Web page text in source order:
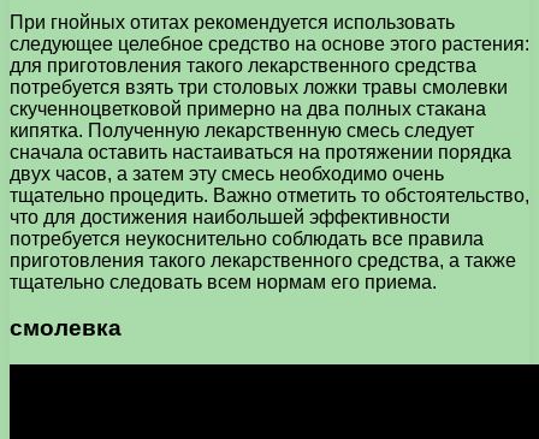
При гнойных отитах рекомендуется использовать
следующее целебное средство на основе этого растения:
для приготовления такого лекарственного средства
потребуется взять три столовых ложки травы смолевки
скученноцветковой примерно на два полных стакана
кипятка. Полученную лекарственную смесь следует
сначала оставить настаиваться на протяжении порядка
двух часов, а затем эту смесь необходимо очень
тщательно процедить. Важно отметить то обстоятельство,
что для достижения наибольшей эффективности
потребуется неукоснительно соблюдать все правила
приготовления такого лекарственного средства, а также
тщательно следовать всем нормам его приема.
смолевка